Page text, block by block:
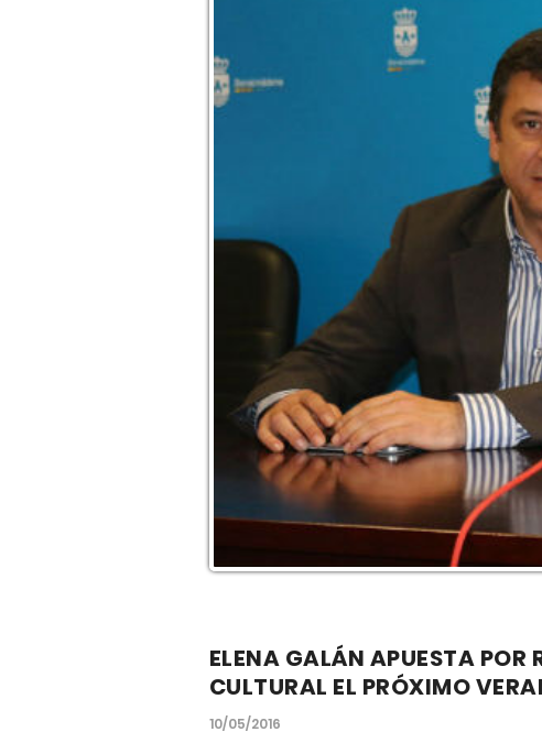
ELENA GALÁN APUESTA POR
CULTURAL EL PRÓXIMO
10/05/2016